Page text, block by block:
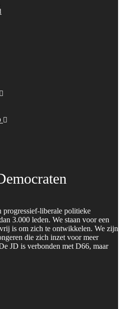
progressief-liberale politieke
3.000 leden. We staan voor een
is om zich te ontwikkelen. We zijn
die zich inzet voor meer
JD is verbonden met D66, maar